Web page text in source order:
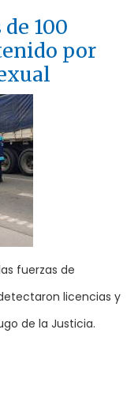
100
por
fuerzas de
licencias y
de la Justicia.